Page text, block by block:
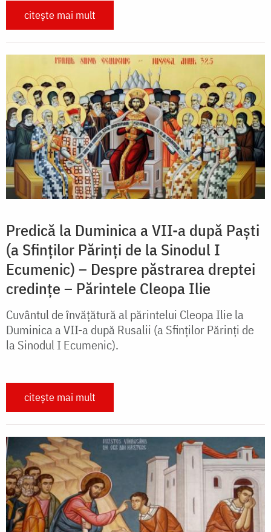
citește mai mult
Predică la Duminica a VII-a după Paşti
(a Sfinţilor Părinţi de la Sinodul I
Ecumenic) – Despre păstrarea dreptei
credințe – Părintele Cleopa Ilie
Cuvântul de învăţătură al părintelui Cleopa Ilie la
Duminica a VII-a după Rusalii (a Sfinţilor Părinţi de
la Sinodul I Ecumenic).
citește mai mult